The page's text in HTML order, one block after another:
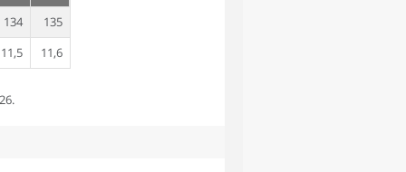
134
135
11,5
11,6